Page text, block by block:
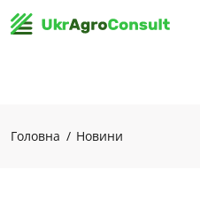
Головна Новини